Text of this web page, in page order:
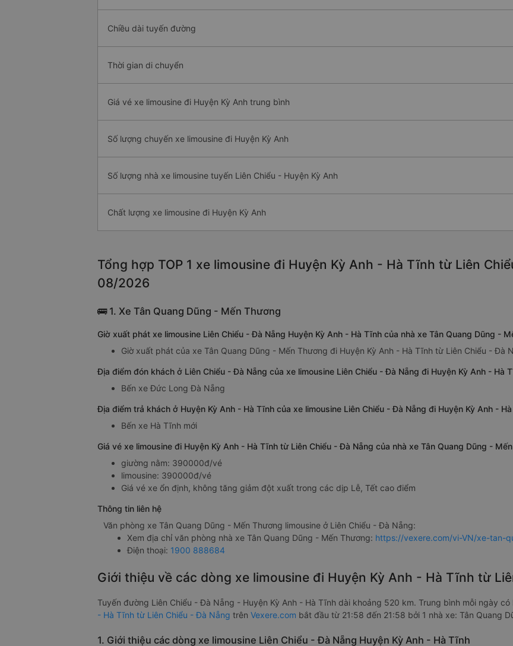
Chiều dài tuyến đường
Thời gian di chuyển
Giá vé xe limousine đi Huyện Kỳ Anh trung bình
Số lượng chuyến xe limousine đi Huyện Kỳ Anh
Số lượng nhà xe limousine tuyến Liên Chiểu - Huyện Kỳ Anh
Chất lượng xe limousine đi Huyện Kỳ Anh
Tổng hợp TOP 1 xe limousine đi Huyện Kỳ Anh - Hà Tĩnh từ Liên
08/2026
🚌 1. Xe Tân Quang Dũng - Mến Thương
Giờ xuất phát xe limousine Liên Chiểu - Đà Nẵng Huyện Kỳ Anh - Hà Tĩnh của nhà xe Tân Quang Dũng -
Giờ xuất phát của xe Tân Quang Dũng - Mến Thương đi Huyện Kỳ Anh - Hà Tĩnh từ Liên Chiểu - Đà
Địa điểm đón khách ở Liên Chiểu - Đà Nẵng của xe limousine Liên Chiểu - Đà Nẵng đi Huyện Kỳ Anh - Hà
Bến xe Đức Long Đà Nẵng
Địa điểm trả khách ở Huyện Kỳ Anh - Hà Tĩnh của xe limousine Liên Chiểu - Đà Nẵng đi Huyện Kỳ Anh -
Bến xe Hà Tĩnh mới
Giá vé xe limousine đi Huyện Kỳ Anh - Hà Tĩnh từ Liên Chiểu - Đà Nẵng của nhà xe Tân Quang Dũng -
giường nằm: 390000đ/vé
limousine: 390000đ/vé
Giá vé xe ổn định, không tăng giảm đột xuất trong các dịp Lễ, Tết cao điểm
Thông tin liên hệ
Văn phòng xe Tân Quang Dũng - Mến Thương limousine ở Liên Chiểu - Đà Nẵng:
Xem địa chỉ văn phòng nhà xe Tân Quang Dũng - Mến Thương: https://vexere.com/vi-VN/xe-tan-
Điện thoại: 1900 888684
Giới thiệu về các dòng xe limousine đi Huyện Kỳ Anh - Hà Tĩnh từ
Tuyến đường Liên Chiểu - Đà Nẵng - Huyện Kỳ Anh - Hà Tĩnh dài khoảng 520 km. Trung bình mỗi ngày có
- Hà Tĩnh từ Liên Chiểu - Đà Nẵng trên Vexere.com bắt đầu từ 21:58 đến 21:58 bởi 1 nhà xe: Tân Quang
1. Giới thiệu các dòng xe limousine Liên Chiểu - Đà Nẵng Huyện Kỳ Anh - Hà Tĩnh